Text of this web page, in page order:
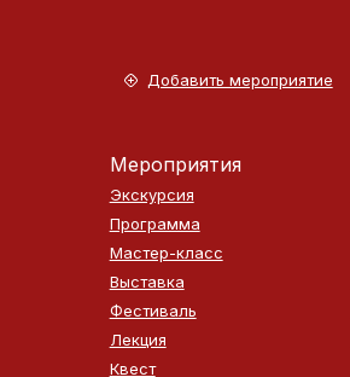
Добавить мероприятие
Мероприятия
Экскурсия
Программа
Мастер-класс
Выставка
Фестиваль
Лекция
Квест